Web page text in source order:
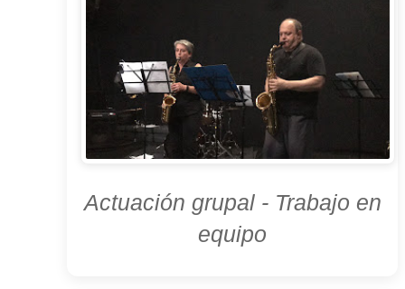
Actuación grupal - Trabajo en
equipo